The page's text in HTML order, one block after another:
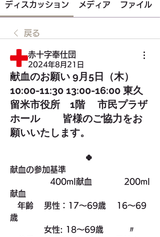
ディスカッション メディア ファイル
戻る
赤十字奉仕団
2024年8月21日
献血のお願い 9月5日（木）
10:00-11:30 13:00-16:00 東久
留米市役所 1階 市民プラザ
ホール 皆様のご協力をお
願いいたします。
                              🍀
献血の参加基準
400ml献血　　　　200ml
献血
歳
  　 　　 女性: 18～69歳　　　〃